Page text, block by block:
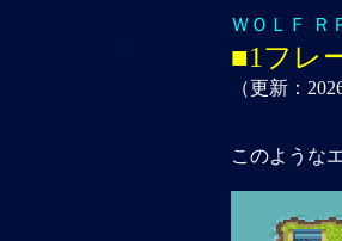
ＷＯＬＦ Ｒ
■1フレ
（更新：
このような